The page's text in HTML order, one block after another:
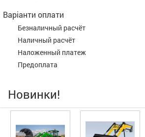
Варіанти оплати
Безналичный расчёт
Наличный расчёт
Наложенный платеж
Предоплата
Новинки!